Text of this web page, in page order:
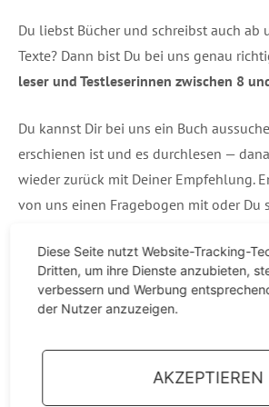
Du liebst Bücher und schreibst auch ab
Tex­te? Dann bist Du bei uns genau
le­ser und Test­le­se­rin­nen zwi­schen 8
Du kannst Dir bei uns ein Buch
erschie­nen ist und es durch­le­sen —
wie­der zurück mit Dei­ner Emp­feh­lung.
von uns einen Fra­ge­bo­gen mit oder Du
In dem Text soll­te stehen
— wor­um es in dem Buch geht
— für wel­ches Alter Du es emp­feh­len
Die Anzahl ist begrenzt auf 20
Diese Seite nutzt Website-Tracking-
Dritten, um ihre Dienste anzubieten,
verbessern und Werbung
der Nutzer anzuzeigen.
AKZEPTIEREN